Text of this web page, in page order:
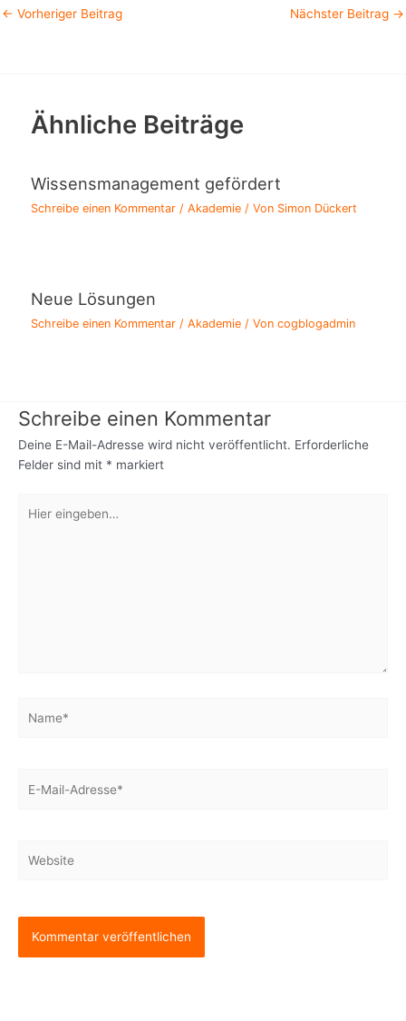
← Vorheriger Beitrag Nächster Beitrag →
Ähnliche Beiträge
Wissensmanagement gefördert
Schreibe einen Kommentar /Akademie / Von Simon Dückert
Neue Lösungen
Schreibe einen Kommentar /Akademie / Voncogblogadmin
Schreibe einen Kommentar
Deine E-Mail-Adresse wird nicht veröffentlicht. Erforderliche
Felder sind mit * markiert
eingeben…
Mail-